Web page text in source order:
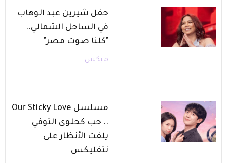
حفل شيرين عبد الوهاب
في الساحل الشمالي..
"كلنا صوت مصر"
ميكس
مسلسل Our Sticky Love
.. حب كحلوى التوفي
يلفت الأنظار على
نتفليكس